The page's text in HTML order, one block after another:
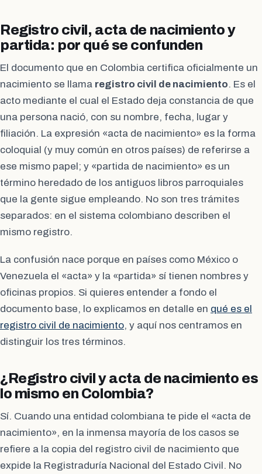
Registro civil, acta de nacimiento y
partida: por qué se confunden
El documento que en Colombia certifica oficialmente un
nacimiento se llama registro civil de nacimiento. Es el
acto mediante el cual el Estado deja constancia de que
una persona nació, con su nombre, fecha, lugar y
filiación. La expresión «acta de nacimiento» es la forma
coloquial (y muy común en otros países) de referirse a
ese mismo papel; y «partida de nacimiento» es un
término heredado de los antiguos libros parroquiales
que la gente sigue empleando. No son tres trámites
separados: en el sistema colombiano describen el
mismo registro.
La confusión nace porque en países como México o
Venezuela el «acta» y la «partida» sí tienen nombres y
oficinas propios. Si quieres entender a fondo el
documento base, lo explicamos en detalle en qué es el
registro civil de nacimiento, y aquí nos centramos en
distinguir los tres términos.
¿Registro civil y acta de nacimiento es
lo mismo en Colombia?
Sí. Cuando una entidad colombiana te pide el «acta de
nacimiento», en la inmensa mayoría de los casos se
refiere a la copia del registro civil de nacimiento que
expide la Registraduría Nacional del Estado Civil. No